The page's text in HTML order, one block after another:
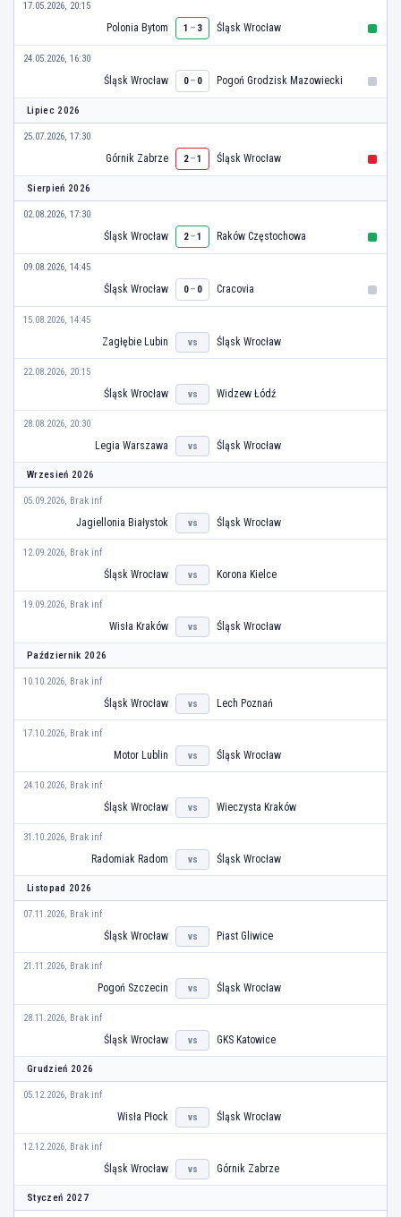
17.05.2026, 20:15
Polonia Bytom 1 – 3 Śląsk Wrocław
24.05.2026, 16:30
Śląsk Wrocław 0– 0 Pogoń Grodzisk Mazowiecki
Lipiec 2026
25.07.2026, 17:30
Górnik Zabrze 2–1 Śląsk Wrocław
Sierpień 2026
02.08.2026, 17:30
Śląsk Wrocław 2–1 Raków Częstochowa
09.08.2026, 14:45
Śląsk Wrocław 0– 0 Cracovia
15.08.2026, 14:45
Zagłębie Lubin vs Śląsk Wrocław
22.08.2026, 20:15
Śląsk Wrocław vs Widzew Łódź
28.08.2026, 20:30
Legia Warszawa vs Śląsk Wrocław
Wrzesień 2026
05.09.2026, Brak inf
Jagiellonia Białystok vs Śląsk Wrocław
12.09.2026, Brak inf
Śląsk Wrocław vs Korona Kielce
19.09.2026, Brak inf
Wisła Kraków vs Śląsk Wrocław
Październik 2026
10.10.2026, Brak inf
Śląsk Wrocław vs Lech Poznań
17.10.2026, Brak inf
Motor Lublin vs Śląsk Wrocław
24.10.2026, Brak inf
Śląsk Wrocław vs Wieczysta Kraków
31.10.2026, Brak inf
Radomiak Radom vs Śląsk Wrocław
Listopad 2026
07.11.2026, Brak inf
Śląsk Wrocław vs Piast Gliwice
21.11.2026, Brak inf
Pogoń Szczecin vs Śląsk Wrocław
28.11.2026, Brak inf
Śląsk Wrocław vs GKS Katowice
Grudzień 2026
05.12.2026, Brak inf
Wisła Płock vs Śląsk Wrocław
12.12.2026, Brak inf
Śląsk Wrocław vs Górnik Zabrze
Styczeń 2027